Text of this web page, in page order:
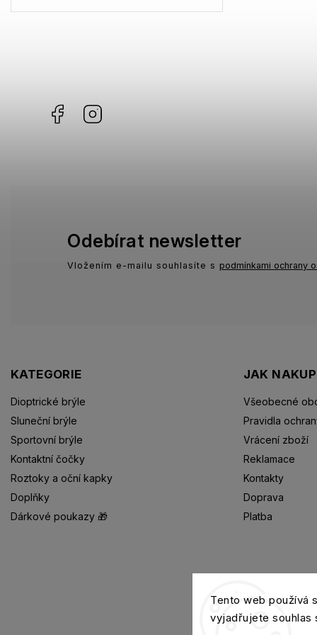
Tento web používá
vyjadřujete souhlas
Facebook
KATEGORIE
Dioptrické brýle
Sluneční brýle
Sportovní brýle
Kontaktní čočky
Roztoky a oční kapky
Doplňky
Dárkové poukazy 🎁
JAK
Všeobecné
Pravidla
Vrácení zboží
Reklamace
Kontakty
Doprava
Platba
Odebírat newsletter
Vložením e-mailu souhlasíte s podmínkami ochrany